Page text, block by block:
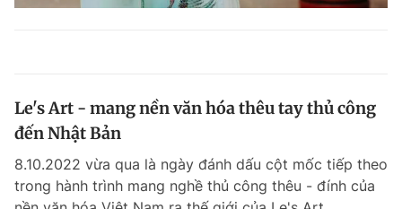
Le's Art - mang nền văn hóa thêu tay thủ công
đến Nhật Bản
8.10.2022 vừa qua là ngày đánh dấu cột mốc tiếp theo
trong hành trình mang nghề thủ công thêu - đính của